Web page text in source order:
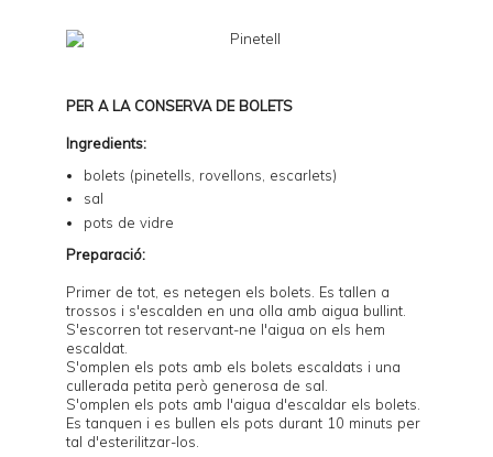
PER A LA CONSERVA DE BOLETS
Ingredients:
bolets (pinetells, rovellons, escarlets)
sal
pots de vidre
Preparació:
Primer de tot, es netegen els bolets. Es tallen a
trossos i s'escalden en una olla amb aigua bullint.
S'escorren tot reservant-ne l'aigua on els hem
escaldat.
S'omplen els pots amb els bolets escaldats i una
cullerada petita però generosa de sal.
S'omplen els pots amb l'aigua d'escaldar els bolets.
Es tanquen i es bullen els pots durant 10 minuts per
tal d'esterilitzar-los.